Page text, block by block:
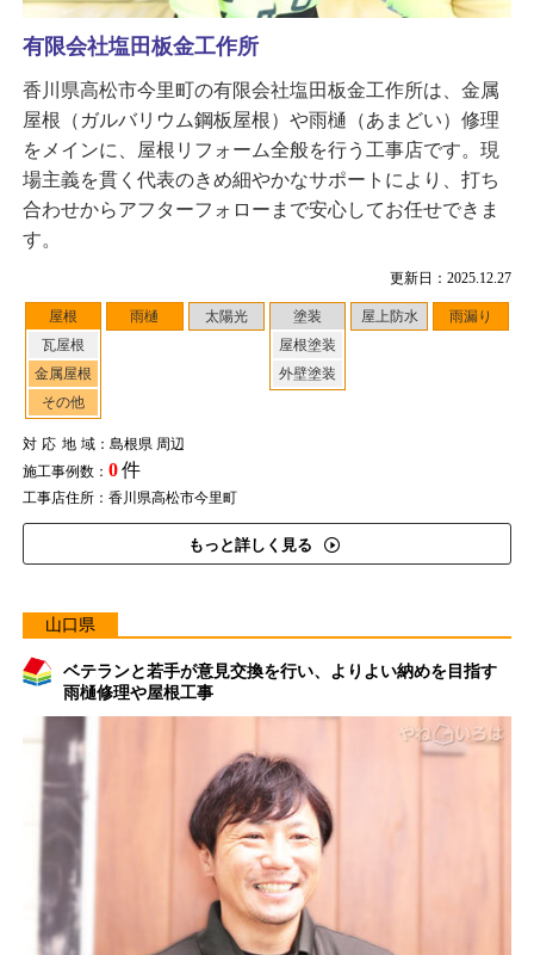
更新日：2025.12.27
屋根
瓦屋根
金属屋根
その他
雨樋 太陽光
塗装
屋根塗装
外壁塗装
屋上防水 雨漏り
対応地域：島根県 周辺
施工事例数： 0件
工事店住所：香川県高松市今里町
もっと詳しく見る
有限会社塩田板金工作所
香川県高松市今里町の有限会社塩田板金工作所は、金属
屋根（ガルバリウム鋼板屋根）や雨樋（あまどい）修理
をメインに、屋根リフォーム全般を行う工事店です。現
場主義を貫く代表のきめ細やかなサポートにより、打ち
合わせからアフターフォローまで安心してお任せできま
す。
山口県
ベテランと若手が意見交換を行い、よりよい納めを目指す
雨樋修理や屋根工事